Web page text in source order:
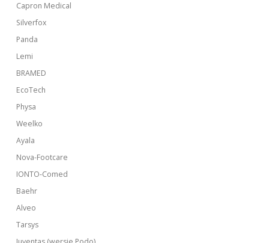
Capron Medical
Silverfox
Panda
Lemi
BRAMED
EcoTech
Physa
Weelko
Ayala
Nova-Footcare
IONTO-Comed
Baehr
Alveo
Tarsys